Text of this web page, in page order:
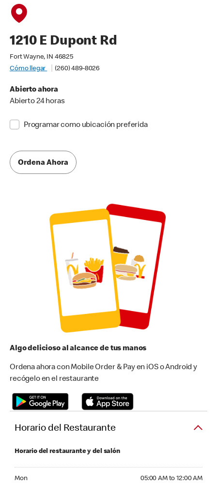
1210 E Dupont Rd
Fort Wayne, IN 46825
Cómo llegar
(260) 489-8026
Abierto ahora
Abierto 24 horas
Programar como ubicación preferida
Ordena Ahora
Algo delicioso al alcance de tus manos
Ordena ahora con Mobile Order & Pay en iOS o Android y
recógelo en el restaurante
Horario del Restaurante
Horario del restaurante y del salón
Mon 05:00 AM to 12:00 AM